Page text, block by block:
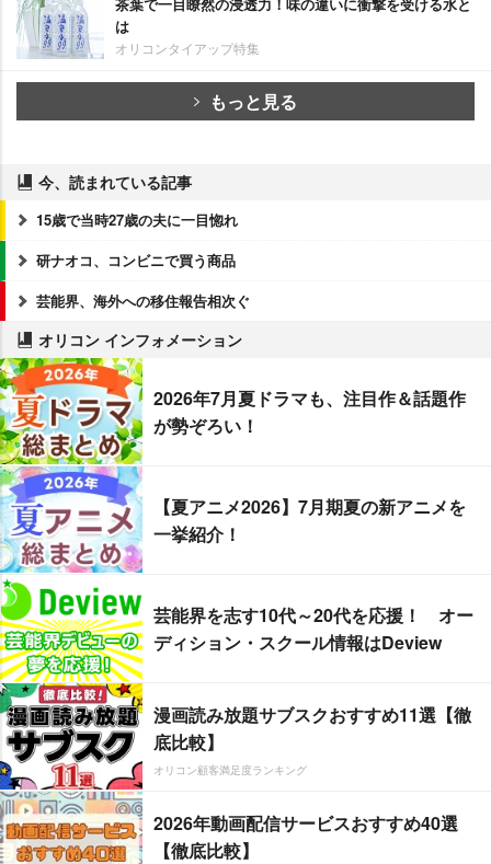
は
オリコンタイアップ特集
もっと見る
今、読まれている記事
15歳で当時27歳の夫に一目惚れ
研ナオコ、コンビニで買う商品
芸能界、海外への移住報告相次ぐ
オリコン インフォメーション
2026年7月夏ドラマも、注目作＆話題作
が勢ぞろい！
【夏アニメ2026】7月期夏の新アニメを
一挙紹介！
芸能界を志す10代～20代を応援！ オー
ディション・スクール情報はDeview
漫画読み放題サブスクおすすめ11選【徹
底比較】
オリコン顧客満足度ランキング
2026年動画配信サービスおすすめ40選
【徹底比較】